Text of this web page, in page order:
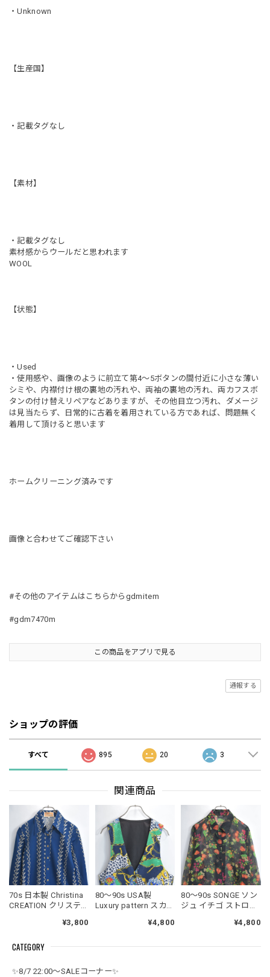
CATEGORY
✨8/7 22:00～SALEコーナー✨
・Unknown
【生産国】
・記載タグなし
【素材】
・記載タグなし
素材感からウールだと思われます
WOOL
【状態】
・Used
・使用感や、画像のように前立て第4〜5ボタンの間付近に小さな薄い
シミや、内襟付け根の裏地の汚れや、両袖の裏地の汚れ、両カフスボ
タンの付け替えリペアなどありますが、その他目立つ汚れ、ダメージ
は見当たらず、日常的に古着を着用されている方であれば、問題無く
着用して頂けると思います
ホームクリーニング済みです
画像と合わせてご確認下さい
#その他のアイテムはこちらからgdmitem
#gdm7470m
この商品をアプリで見る
通報する
ショップの評価
すべて 895 20 3
関連商品
70s 日本製 Christina
CREATION クリスティ
ポリエステルシャツ
ィンテージ ビンテー
サイズ
¥3,800
80～90s USA製
Luxury pattern スカー
ード 総柄 ジレ ベスト
ージ アメリカ古着 レ
¥4,800
80～90s SONGE ソン
ジュ イチゴ ストロベ
デザイン シアー ロン
ャパンヴィンテージ
¥4,800